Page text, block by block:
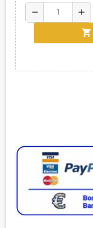
remove add
shopping_cart